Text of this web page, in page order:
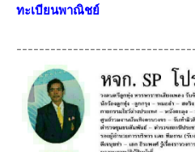
ทะเบียนพาณิชย์